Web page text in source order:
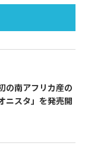
コ大使館 SNS
の南アフリカ産の
ニスタ」を発売開